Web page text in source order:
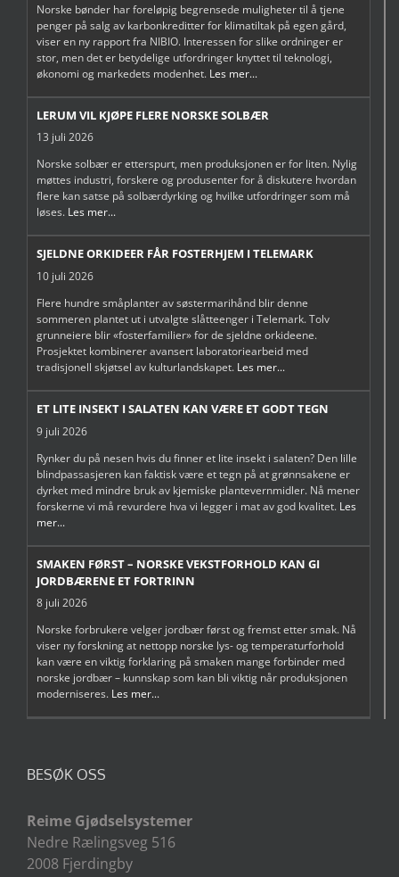
Norske bønder har foreløpig begrensede muligheter til å tjene
penger på salg av karbonkreditter for klimatiltak på egen gård,
viser en ny rapport fra NIBIO. Interessen for slike ordninger er
stor, men det er betydelige utfordringer knyttet til teknologi,
økonomi og markedets modenhet. Les mer...
LERUM VIL KJØPE FLERE NORSKE SOLBÆR
13 juli 2026
Norske solbær er etterspurt, men produksjonen er for liten. Nylig
møttes industri, forskere og produsenter for å diskutere hvordan
flere kan satse på solbærdyrking og hvilke utfordringer som må
løses. Les mer...
SJELDNE ORKIDEER FÅR FOSTERHJEM I TELEMARK
10 juli 2026
Flere hundre småplanter av søstermarihånd blir denne
sommeren plantet ut i utvalgte slåtteenger i Telemark. Tolv
grunneiere blir «fosterfamilier» for de sjeldne orkideene.
Prosjektet kombinerer avansert laboratoriearbeid med
tradisjonell skjøtsel av kulturlandskapet. Les mer...
ET LITE INSEKT I SALATEN KAN VÆRE ET GODT TEGN
9 juli 2026
Rynker du på nesen hvis du finner et lite insekt i salaten? Den lille
blindpassasjeren kan faktisk være et tegn på at grønnsakene er
dyrket med mindre bruk av kjemiske plantevernmidler. Nå mener
forskerne vi må revurdere hva vi legger i mat av god kvalitet. Les
mer...
SMAKEN FØRST – NORSKE VEKSTFORHOLD KAN GI
JORDBÆRENE ET FORTRINN
8 juli 2026
Norske forbrukere velger jordbær først og fremst etter smak. Nå
viser ny forskning at nettopp norske lys- og temperaturforhold
kan være en viktig forklaring på smaken mange forbinder med
norske jordbær – kunnskap som kan bli viktig når produksjonen
moderniseres. Les mer...
BESØK OSS
Reime Gjødselsystemer
Nedre Rælingsveg 516
2008 Fjerdingby